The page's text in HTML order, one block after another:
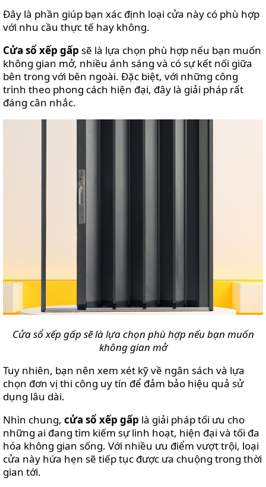
Đây là phần giúp bạn xác định loại cửa này có phù hợp
với nhu cầu thực tế hay không.
Cửa sổ xếp gấp sẽ là lựa chọn phù hợp nếu bạn muốn
không gian mở, nhiều ánh sáng và có sự kết nối giữa
bên trong với bên ngoài. Đặc biệt, với những công
trình theo phong cách hiện đại, đây là giải pháp rất
đáng cân nhắc.
Cửa sổ xếp gấp sẽ là lựa chọn phù hợp nếu bạn muốn
không gian mở
Tuy nhiên, bạn nên xem xét kỹ về ngân sách và lựa
chọn đơn vị thi công uy tín để đảm bảo hiệu quả sử
dụng lâu dài.
Nhìn chung, cửa sổ xếp gấp là giải pháp tối ưu cho
những ai đang tìm kiếm sự linh hoạt, hiện đại và tối đa
hóa không gian sống. Với nhiều ưu điểm vượt trội, loại
cửa này hứa hẹn sẽ tiếp tục được ưa chuộng trong thời
gian tới.